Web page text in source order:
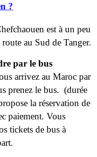
?
est à un peu
au Sud de Tanger.
par le bus
arrivez au Maroc par
prenez le bus. (durée
la réservation de
paiement. Vous
tickets de bus à